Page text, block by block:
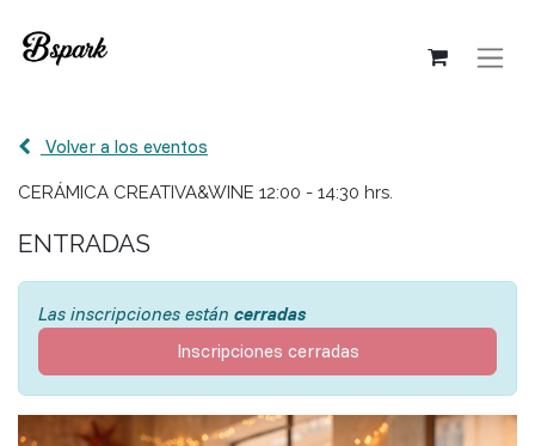
Volver a los eventos
CERÁMICA CREATIVA&WINE 12:00 - 14:30 hrs.
ENTRADAS
Las inscripciones están cerradas
Inscripciones cerradas